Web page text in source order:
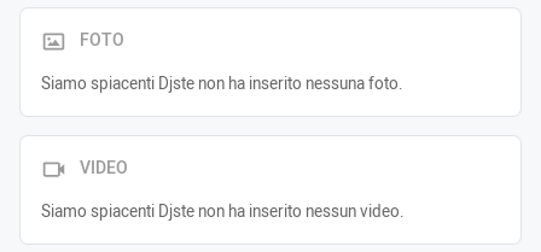
FOTO
Siamo spiacenti Djste non ha inserito nessuna foto.
VIDEO
Siamo spiacenti Djste non ha inserito nessun video.